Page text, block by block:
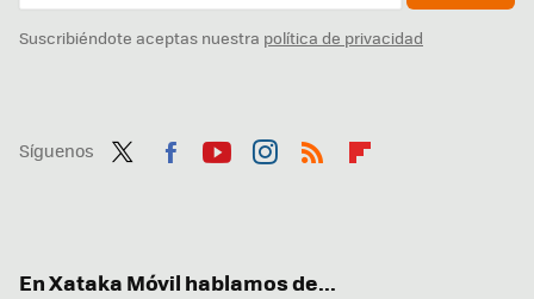
Suscribiéndote aceptas nuestra política de privacidad
Síguenos
En Xataka Móvil hablamos de...